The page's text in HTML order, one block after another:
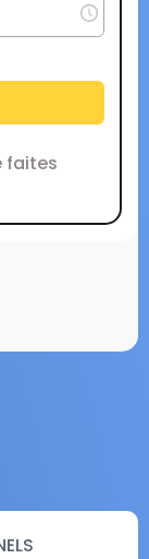
faites